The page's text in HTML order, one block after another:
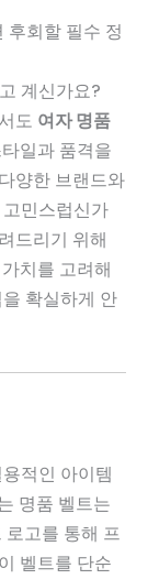
후회할 필수 정
계신가요?
도 여자 명품
일과 품격을
양한 브랜드와
민스럽신가
드리기 위해
치를 고려해
확실하게 안
적인 아이템
명품 벨트는
고를 통해 프
벨트를 단순